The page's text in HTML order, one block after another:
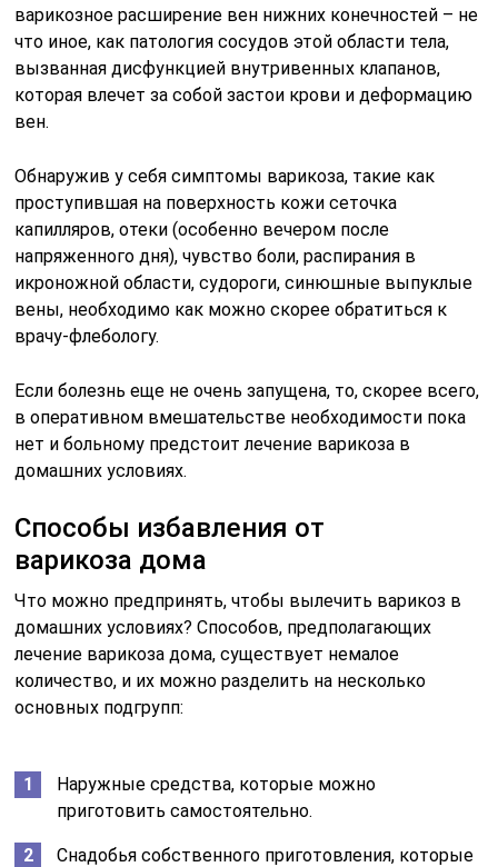
варикозное расширение вен нижних конечностей – не
что иное, как патология сосудов этой области тела,
вызванная дисфункцией внутривенных клапанов,
которая влечет за собой застои крови и деформацию
вен.
Обнаружив у себя симптомы варикоза, такие как
проступившая на поверхность кожи сеточка
капилляров, отеки (особенно вечером после
напряженного дня), чувство боли, распирания в
икроножной области, судороги, синюшные выпуклые
вены, необходимо как можно скорее обратиться к
врачу-флебологу.
Если болезнь еще не очень запущена, то, скорее всего,
в оперативном вмешательстве необходимости пока
нет и больному предстоит лечение варикоза в
домашних условиях.
Способы избавления от
варикоза дома
Что можно предпринять, чтобы вылечить варикоз в
домашних условиях? Способов, предполагающих
лечение варикоза дома, существует немалое
количество, и их можно разделить на несколько
основных подгрупп:
Наружные средства, которые можно
приготовить самостоятельно.
Снадобья собственного приготовления, которые